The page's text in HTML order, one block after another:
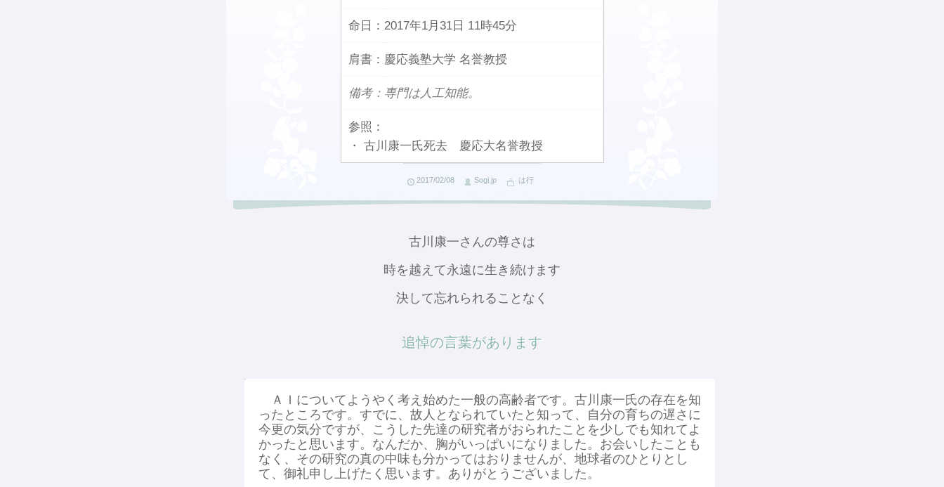
命日： 2017年1月31日 11時45分
肩書： 慶応義塾大学 名誉教授
備考：専門は人工知能。
参照：
・ 古川康一氏死去 慶応大名誉教授
2017/02/08 Sogi.jp は行
古川康一さんの尊さは
時を越えて永遠に生き続けます
決して忘れられることなく
追悼の言葉があります
ＡＩについてようやく考え始めた一般の高齢者です。古川康一氏の存在を知
ったところです。すでに、故人となられていたと知って、自分の育ちの遅さに
今更の気分ですが、こうした先達の研究者がおられたことを少しでも知れてよ
かったと思います。なんだか、胸がいっぱいになりました。お会いしたことも
なく、その研究の真の中味も分かってはおりませんが、地球者のひとりとし
て、御礼申し上げたく思います。ありがとうございました。